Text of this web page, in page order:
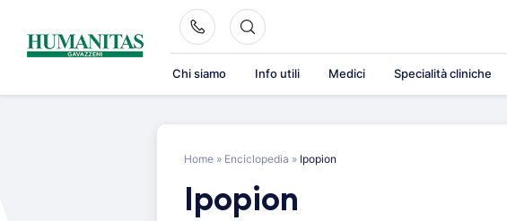
content
Chi siamo Info utili Medici Specialità cliniche
Home » Enciclopedia » Ipopion
Ipopion